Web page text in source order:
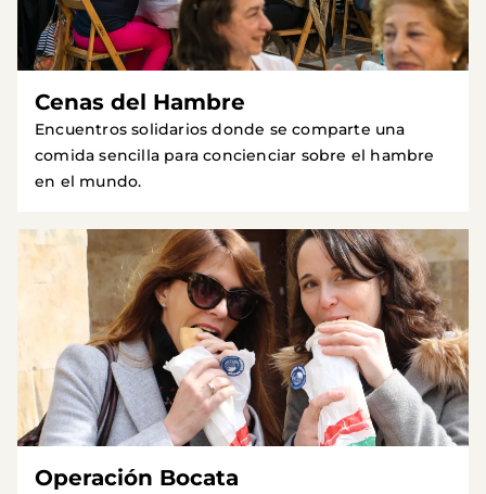
Cenas del Hambre
Encuentros solidarios donde se comparte una
comida sencilla para concienciar sobre el hambre
en el mundo.
Operación Bocata